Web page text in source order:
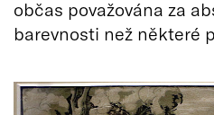
občas považována za
barevnosti než některé